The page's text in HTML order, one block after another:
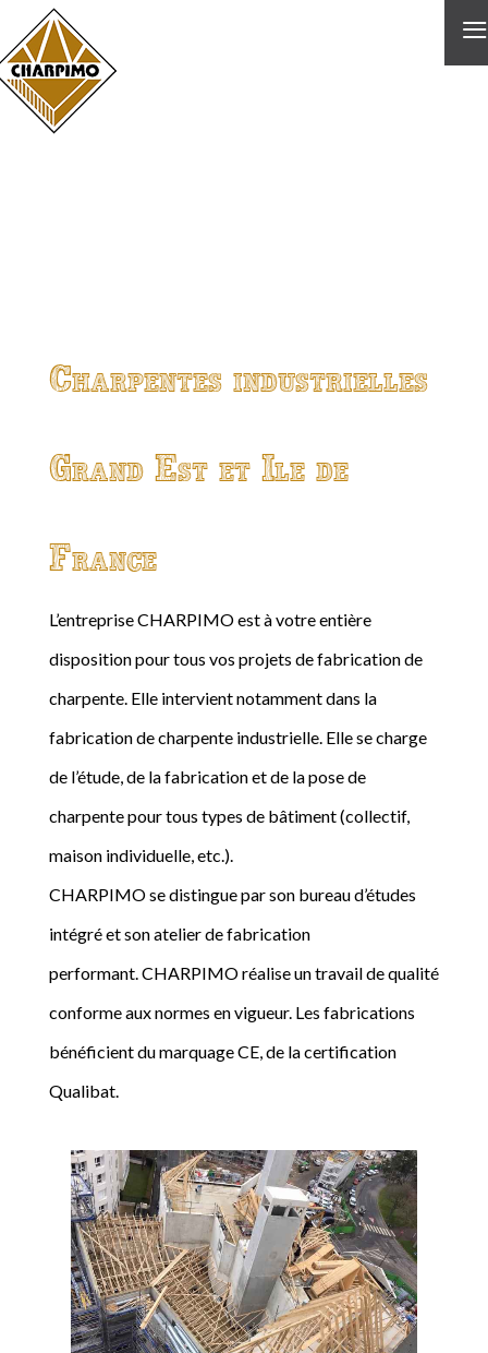
≡
Charpentes industrielles
Grand Est et Ile de
France
L’entreprise CHARPIMO est à votre entière
disposition pour tous vos projets de fabrication de
charpente. Elle intervient notamment dans la
fabrication de charpente industrielle. Elle se charge
de l’étude, de la fabrication et de la pose de
charpente pour tous types de bâtiment (collectif,
maison individuelle, etc.).
CHARPIMO se distingue par son bureau d’études
intégré et son atelier de fabrication
performant. CHARPIMO réalise un travail de qualité
conforme aux normes en vigueur. Les fabrications
bénéficient du marquage CE, de la certification
Qualibat.